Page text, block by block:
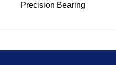
Precision Bearing